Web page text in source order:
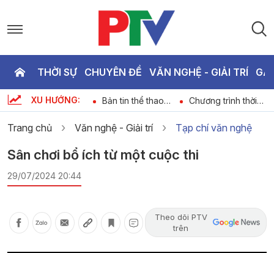
THỜI SỰ CHUYÊN ĐỀ VĂN NGHỆ - GIẢI TRÍ
XU HƯỚNG:
Dự báo thời tiết
ngày 09-08-2026
Bản tin thể thao
ngày 09-08-2026
Chương trình thời
sự ngày 09-08-
2026
Trang chủ Văn nghệ - Giải trí Tạp chí văn nghệ
Sân chơi bổ ích từ một cuộc thi
29/07/2024 20:44
Theo dõi PTV
trên